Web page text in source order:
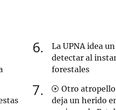
6
La UPNA idea
detectar al
forestales
7
Otro
deja un herido